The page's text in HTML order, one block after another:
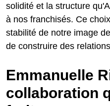
solidité et la structure
à nos franchisés. Ce
stabilité de notre image
de construire des
Emmanuelle
collaboration